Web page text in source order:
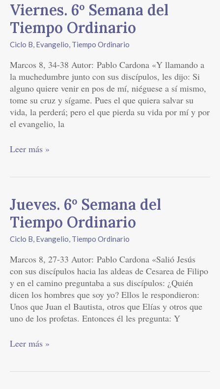
Viernes. 6º Semana del
Tiempo Ordinario
Ciclo B, Evangelio, Tiempo Ordinario
Marcos 8, 34-38 Autor: Pablo Cardona «Y llamando a
la muchedumbre junto con sus discípulos, les dijo: Si
alguno quiere venir en pos de mí, niéguese a sí mismo,
tome su cruz y sígame. Pues el que quiera salvar su
vida, la perderá; pero el que pierda su vida por mí y por
el evangelio, la
Viernes.
6º
Semana
del
Ordinario
Leer más »
Jueves. 6º Semana del
Tiempo Ordinario
Ciclo B, Evangelio, Tiempo Ordinario
Marcos 8, 27-33 Autor: Pablo Cardona «Salió Jesús
con sus discípulos hacia las aldeas de Cesarea de Filipo
y en el camino preguntaba a sus discípulos: ¿Quién
dicen los hombres que soy yo? Ellos le respondieron:
Unos que Juan el Bautista, otros que Elías y otros que
uno de los profetas. Entonces él les pregunta: Y
Jueves.
6º
Semana
del
Ordinario
Leer más »